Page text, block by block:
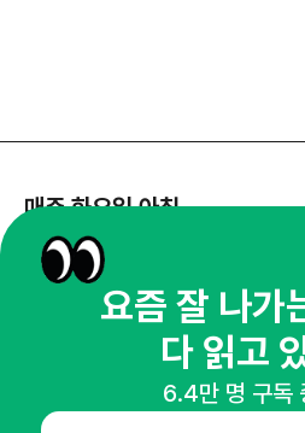
매주 화요일 아침,
마케팅 감각을 깨워 드릴게요!
65,043명의 마케터를 성장시키는 뉴스레터
뉴스레터 구독하기요즘 잘 나가
다 읽고
6.4만 명 구독